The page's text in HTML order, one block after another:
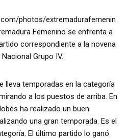
photos/extremadurafemenin
Femenino se enfrenta a
correspondiente a la novena
Grupo IV.
lleva temporadas en la categoría
a los puestos de arriba. En
ha realizado un buen
una gran temporada. Es el
El último partido lo ganó